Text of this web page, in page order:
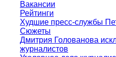
Вакансии
Рейтинги
Худшие пресс-службы
Сюжеты
Дмитрия Голованова
журналистов